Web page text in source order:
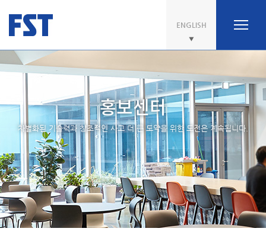
ENGLISH
홍보센터
차별화된 기술력과 창조적인 사고 더 큰 도약을 위한 도전은 계속됩니다.